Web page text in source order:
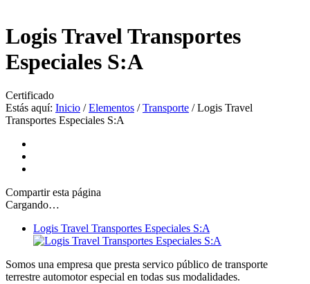
Logis Travel Transportes
Especiales S:A
Certificado
Estás aquí: Inicio / Elementos / Transporte / Logis Travel
Transportes Especiales S:A
Compartir esta página
Cargando…
Logis Travel Transportes Especiales S:A
Somos una empresa que presta servico público de transporte
terrestre automotor especial en todas sus modalidades.